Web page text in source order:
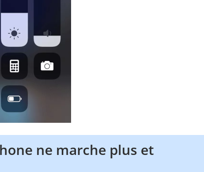
ne marche plus et